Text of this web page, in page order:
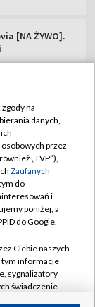
[NA ŻYWO].
na
danych,
przez
„TVP”),
Zaufanych
do
i
poniżej, a
do Google.
Ciebie naszych
tym informacje
sygnalizatory
świadczenie